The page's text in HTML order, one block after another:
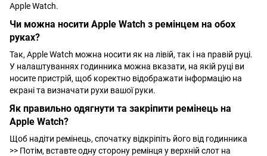
Apple Watch.
Чи можна носити Apple Watch з ремінцем на обох
руках?
Так, Apple Watch можна носити як на лівій, так і на правій руці.
У налаштуваннях годинника можна вказати, на якій руці ви
носите пристрій, щоб коректно відображати інформацію на
екрані та визначати рухи вашої руки.
Як правильно одягнути та закріпити ремінець на
Apple Watch?
Щоб надіти ремінець, спочатку відкріпіть його від годинника
>> Потім, вставте одну сторону ремінця у верхній слот на